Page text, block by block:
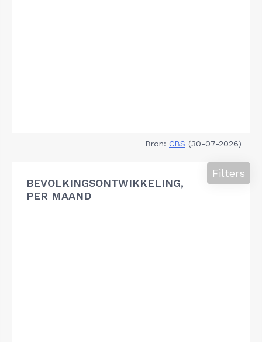
Bron: CBS (30-07-2026)
BEVOLKINGSONTWIKKELING,
PER MAAND
Filters